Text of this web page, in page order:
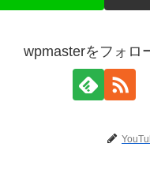
wpmasterをフォロ